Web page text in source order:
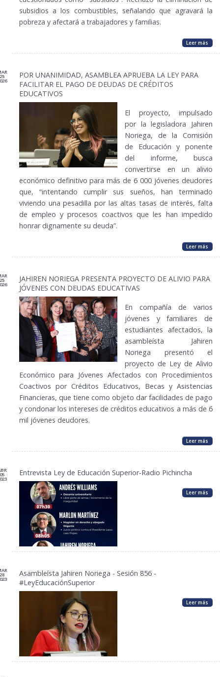
subsidios a los combustibles, señalando que agravará la
pobreza y afectará a trabajadores y familias.
Leer más
25
POR UNANIMIDAD, ASAMBLEA APRUEBA LA LEY PARA
FACILITAR EL PAGO DE DEUDAS DE CRÉDITOS
EDUCATIVOS
El proyecto, impulsado
por la legisladora Jahiren
Noriega, de la Comisión
de Educación y ponente
del informe, busca
convertirse en un alivio
económico definitivo para más de 6 000 jóvenes deudores
que, “intentando cumplir sus sueños, han terminado
viviendo una pesadilla por las altas tasas de interés, falta
de empleo y procesos coactivos que les han impedido
honrar dignamente su deuda”.
Leer más
25
JAHIREN NORIEGA PRESENTA PROYECTO DE ALIVIO PARA
JÓVENES CON DEUDAS EDUCATIVAS
En compañía de varios
jóvenes y familiares de
estudiantes afectados, la
asambleísta Jahiren
Noriega presentó el
proyecto de Ley de Alivio
Económico para Jóvenes Afectados con Procedimientos
Coactivos por Créditos Educativos, Becas y Asistencias
Financieras, que tiene como objeto dar facilidades de pago
y condonar los intereses de créditos educativos a más de 6
mil jóvenes deudores.
Leer más
05 Entrevista Ley de Educación Superior-Radio Pichincha
Leer más
28
Asambleísta Jahiren Noriega - Sesión 856 -
#LeyEducaciónSuperior
Leer más